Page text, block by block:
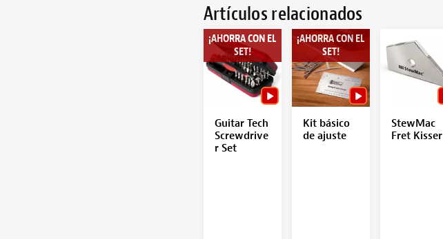
Artículos relacionados
¡AHORRA CON EL
SET!
Guitar Tech
Screwdrive
r Set
¡AHORRA CON EL
SET!
Kit básico
de ajuste
StewMac
Fret Kisser